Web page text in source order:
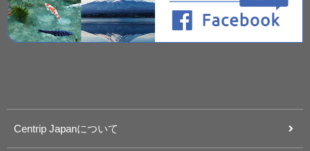
Centrip Japanについて